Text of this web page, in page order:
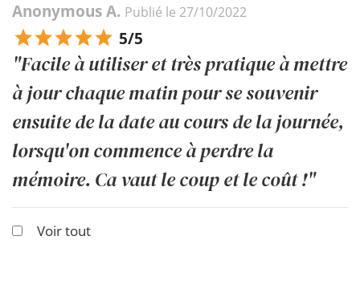
Anonymous A. Publié le 27/10/2022
5/5
"Facile à utiliser et très pratique à mettre
à jour chaque matin pour se souvenir
ensuite de la date au cours de la journée,
lorsqu'on commence à perdre la
mémoire. Ca vaut le coup et le coût !"
Voir tout